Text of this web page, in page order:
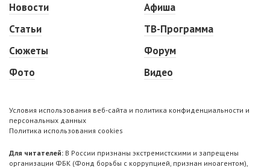
Новости
Статьи
Сюжеты
Фото
Афиша
ТВ-Программа
Форум
Видео
Условия использования веб-сайта и политика конфиденциальности и
персональных данных
Политика использования cookies
Для читателей: В России признаны экстремистскими и запрещены
организации ФБК (Фонд борьбы с коррупцией, признан иноагентом),